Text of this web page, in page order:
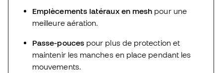
Empiècements latéraux en mesh pour une
meilleure aération.
Passe-poucespour plus de protection et
maintenir les manches en place pendant les
mouvements.